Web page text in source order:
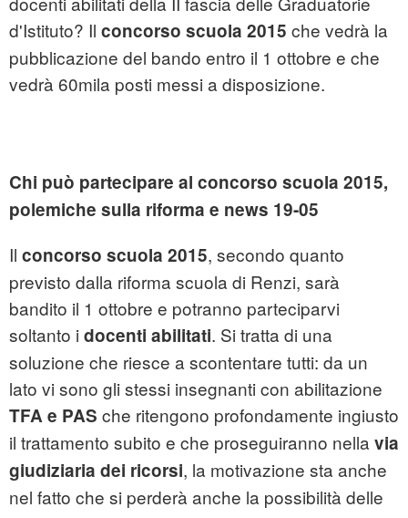
d'Istituto? Il concorso scuola 2015 che vedrà la
pubblicazione del bando entro il 1 ottobre e che
vedrà 60mila posti messi a disposizione.
Chi può partecipare al concorso scuola 2015,
polemiche sulla riforma e news 19-05
Il concorso scuola 2015, secondo quanto
previsto dalla riforma scuola di Renzi, sarà
bandito il 1 ottobre e potranno parteciparvi
soltanto i docenti abilitati. Si tratta di una
soluzione che riesce a scontentare tutti: da un
lato vi sono gli stessi insegnanti con abilitazione
TFA e PAS che ritengono profondamente ingiusto
il trattamento subito e che proseguiranno nella via
giudiziaria dei ricorsi, la motivazione sta anche
nel fatto che si perderà anche la possibilità delle